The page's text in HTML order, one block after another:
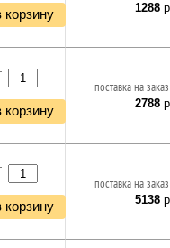
корзину 1288
корзину
поставка на
2788
корзину
поставка на
5138